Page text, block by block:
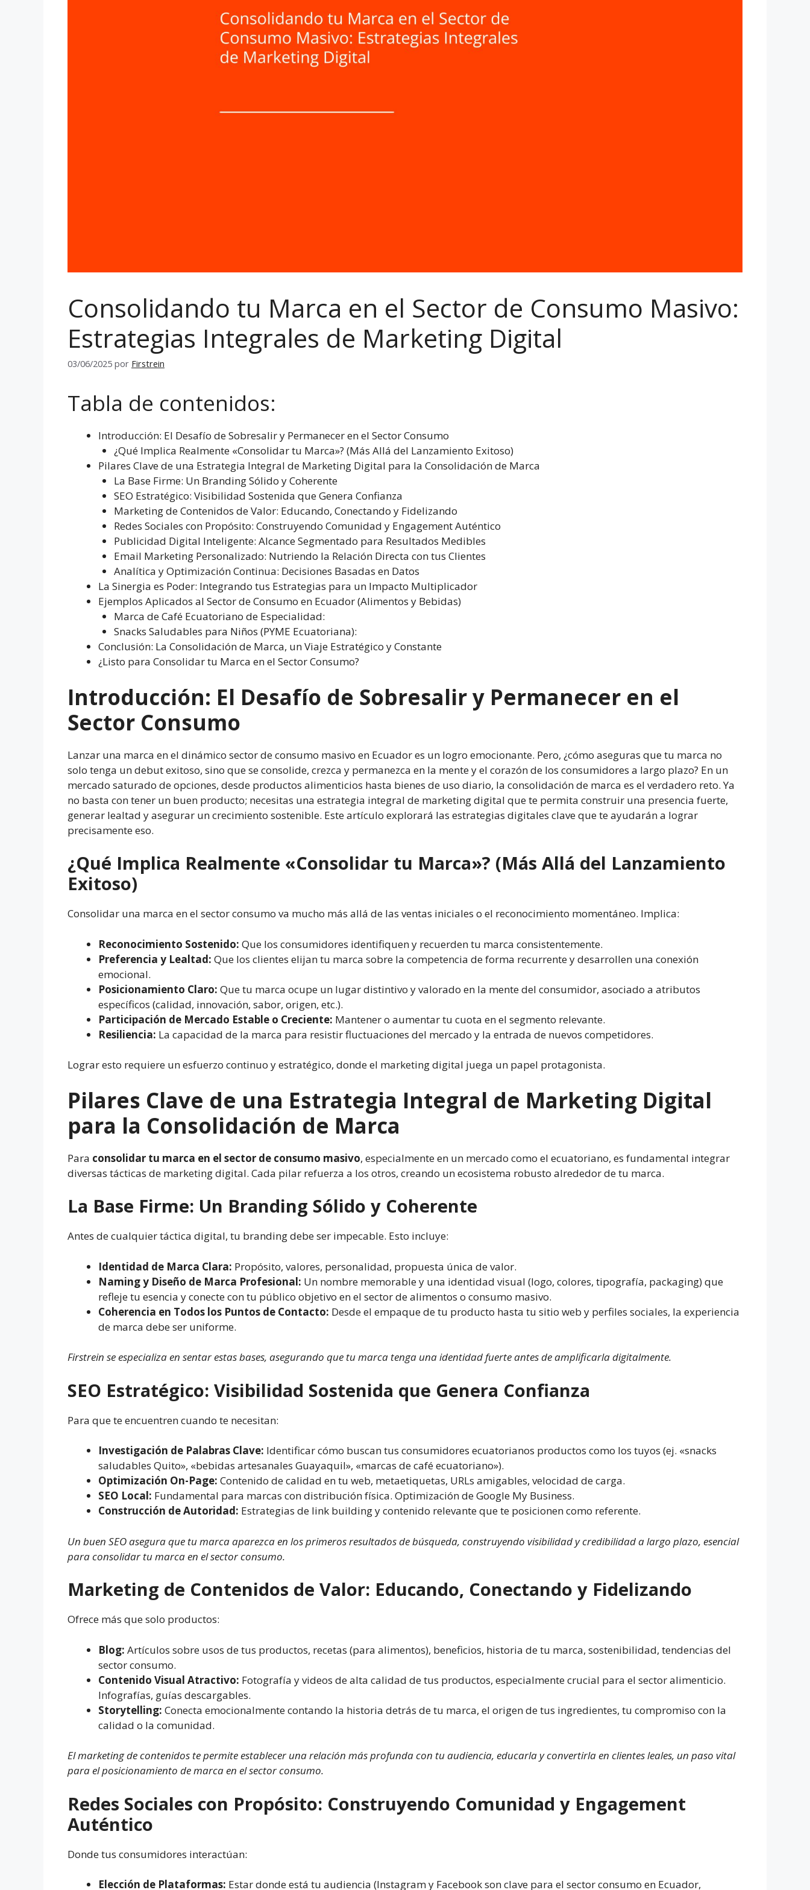
Consolidando tu Marca en el Sector de Consumo Masivo:
Estrategias Integrales de Marketing Digital
03/06/2025 por Firstrein
Tabla de contenidos:
Introducción: El Desafío de Sobresalir y Permanecer en el Sector Consumo
¿Qué Implica Realmente «Consolidar tu Marca»? (Más Allá del Lanzamiento Exitoso)
Pilares Clave de una Estrategia Integral de Marketing Digital para la Consolidación de Marca
La Base Firme: Un Branding Sólido y Coherente
SEO Estratégico: Visibilidad Sostenida que Genera Confianza
Marketing de Contenidos de Valor: Educando, Conectando y Fidelizando
Redes Sociales con Propósito: Construyendo Comunidad y Engagement Auténtico
Publicidad Digital Inteligente: Alcance Segmentado para Resultados Medibles
Email Marketing Personalizado: Nutriendo la Relación Directa con tus Clientes
Analítica y Optimización Continua: Decisiones Basadas en Datos
La Sinergia es Poder: Integrando tus Estrategias para un Impacto Multiplicador
Ejemplos Aplicados al Sector de Consumo en Ecuador (Alimentos y Bebidas)
Marca de Café Ecuatoriano de Especialidad:
Snacks Saludables para Niños (PYME Ecuatoriana):
Conclusión: La Consolidación de Marca, un Viaje Estratégico y Constante
¿Listo para Consolidar tu Marca en el Sector Consumo?
Introducción: El Desafío de Sobresalir y Permanecer en el
Sector Consumo
Lanzar una marca en el dinámico sector de consumo masivo en Ecuador es un logro emocionante. Pero, ¿cómo aseguras que tu marca no
solo tenga un debut exitoso, sino que se consolide, crezca y permanezca en la mente y el corazón de los consumidores a largo plazo? En un
mercado saturado de opciones, desde productos alimenticios hasta bienes de uso diario, la consolidación de marca es el verdadero reto. Ya
no basta con tener un buen producto; necesitas una estrategia integral de marketing digital que te permita construir una presencia fuerte,
generar lealtad y asegurar un crecimiento sostenible. Este artículo explorará las estrategias digitales clave que te ayudarán a lograr
precisamente eso.
¿Qué Implica Realmente «Consolidar tu Marca»? (Más Allá del Lanzamiento
Exitoso)
Consolidar una marca en el sector consumo va mucho más allá de las ventas iniciales o el reconocimiento momentáneo. Implica:
Reconocimiento Sostenido: Que los consumidores identifiquen y recuerden tu marca consistentemente.
Preferencia y Lealtad: Que los clientes elijan tu marca sobre la competencia de forma recurrente y desarrollen una conexión
emocional.
Posicionamiento Claro: Que tu marca ocupe un lugar distintivo y valorado en la mente del consumidor, asociado a atributos
específicos (calidad, innovación, sabor, origen, etc.).
Participación de Mercado Estable o Creciente: Mantener o aumentar tu cuota en el segmento relevante.
Resiliencia: La capacidad de la marca para resistir fluctuaciones del mercado y la entrada de nuevos competidores.
Lograr esto requiere un esfuerzo continuo y estratégico, donde el marketing digital juega un papel protagonista.
Pilares Clave de una Estrategia Integral de Marketing Digital
para la Consolidación de Marca
Para consolidar tu marca en el sector de consumo masivo, especialmente en un mercado como el ecuatoriano, es fundamental integrar
diversas tácticas de marketing digital. Cada pilar refuerza a los otros, creando un ecosistema robusto alrededor de tu marca.
La Base Firme: Un Branding Sólido y Coherente
Antes de cualquier táctica digital, tu branding debe ser impecable. Esto incluye:
Identidad de Marca Clara: Propósito, valores, personalidad, propuesta única de valor.
Naming y Diseño de Marca Profesional: Un nombre memorable y una identidad visual (logo, colores, tipografía, packaging) que
refleje tu esencia y conecte con tu público objetivo en el sector de alimentos o consumo masivo.
Coherencia en Todos los Puntos de Contacto: Desde el empaque de tu producto hasta tu sitio web y perfiles sociales, la experiencia
de marca debe ser uniforme.
Firstrein se especializa en sentar estas bases, asegurando que tu marca tenga una identidad fuerte antes de amplificarla digitalmente.
SEO Estratégico: Visibilidad Sostenida que Genera Confianza
Para que te encuentren cuando te necesitan:
Investigación de Palabras Clave: Identificar cómo buscan tus consumidores ecuatorianos productos como los tuyos (ej. «snacks
saludables Quito», «bebidas artesanales Guayaquil», «marcas de café ecuatoriano»).
Optimización On-Page: Contenido de calidad en tu web, metaetiquetas, URLs amigables, velocidad de carga.
SEO Local: Fundamental para marcas con distribución física. Optimización de Google My Business.
Construcción de Autoridad: Estrategias de link building y contenido relevante que te posicionen como referente.
Un buen SEO asegura que tu marca aparezca en los primeros resultados de búsqueda, construyendo visibilidad y credibilidad a largo plazo, esencial
para consolidar tu marca en el sector consumo.
Marketing de Contenidos de Valor: Educando, Conectando y Fidelizando
Ofrece más que solo productos:
Blog: Artículos sobre usos de tus productos, recetas (para alimentos), beneficios, historia de tu marca, sostenibilidad, tendencias del
sector consumo.
Contenido Visual Atractivo: Fotografía y videos de alta calidad de tus productos, especialmente crucial para el sector alimenticio.
Infografías, guías descargables.
Storytelling: Conecta emocionalmente contando la historia detrás de tu marca, el origen de tus ingredientes, tu compromiso con la
calidad o la comunidad.
El marketing de contenidos te permite establecer una relación más profunda con tu audiencia, educarla y convertirla en clientes leales, un paso vital
para el posicionamiento de marca en el sector consumo.
Redes Sociales con Propósito: Construyendo Comunidad y Engagement
Auténtico
Donde tus consumidores interactúan:
Elección de Plataformas: Estar donde está tu audiencia (Instagram y Facebook son clave para el sector consumo en Ecuador,